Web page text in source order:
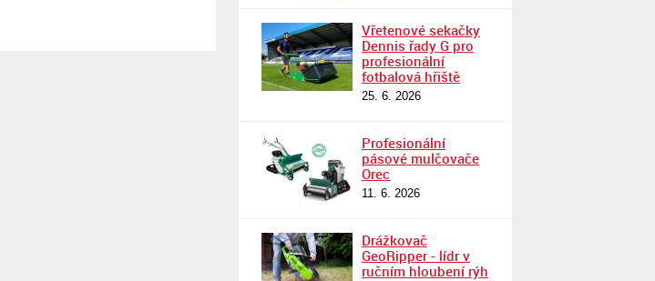
Vřetenové sekačky
Dennis řady G pro
profesionální
fotbalová hřiště
25. 6. 2026
Profesionální
pásové mulčovače
Orec
11. 6. 2026
Drážkovač
GeoRipper - lídr v
ručním hloubení rýh